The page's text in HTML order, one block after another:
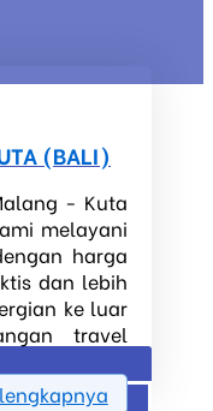
(BALI)
- Kuta
melayani
harga
dan lebih
ke luar
travel